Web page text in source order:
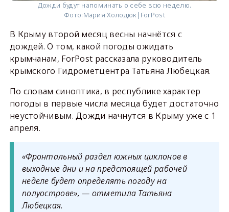
Дожди будут напоминать о себе всю неделю.
Фото:Мария Холодюк|ForPost
В Крыму второй месяц весны начнётся с
дождей. О том, какой погоды ожидать
крымчанам, ForPost рассказала руководитель
крымского Гидрометцентра Татьяна Любецкая.
По словам синоптика, в республике характер
погоды в первые числа месяца будет достаточно
неустойчивым. Дожди начнутся в Крыму уже с 1
апреля.
«Фронтальный раздел южных циклонов в
выходные дни и на предстоящей рабочей
неделе будет определять погоду на
полуострове», — отметила Татьяна
Любецкая.